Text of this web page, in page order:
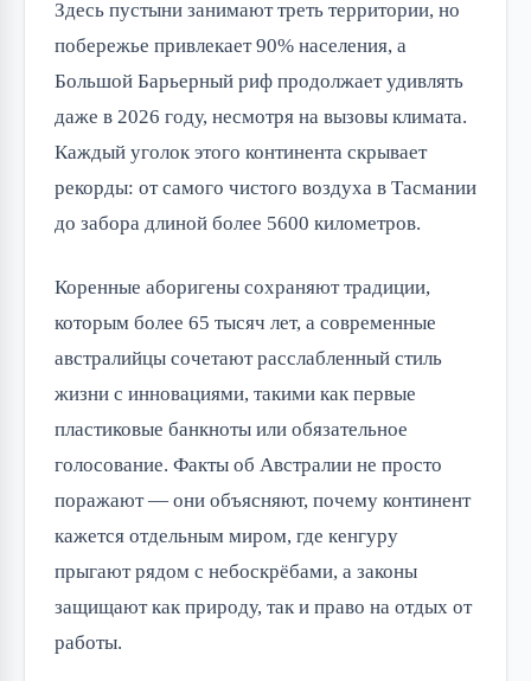
Здесь пустыни занимают треть территории, но
побережье привлекает 90% населения, а
Большой Барьерный риф продолжает удивлять
даже в 2026 году, несмотря на вызовы климата.
Каждый уголок этого континента скрывает
рекорды: от самого чистого воздуха в Тасмании
до забора длиной более 5600 километров.
Коренные аборигены сохраняют традиции,
которым более 65 тысяч лет, а современные
австралийцы сочетают расслабленный стиль
жизни с инновациями, такими как первые
пластиковые банкноты или обязательное
голосование. Факты об Австралии не просто
поражают — они объясняют, почему континент
кажется отдельным миром, где кенгуру
прыгают рядом с небоскрёбами, а законы
защищают как природу, так и право на отдых от
работы.